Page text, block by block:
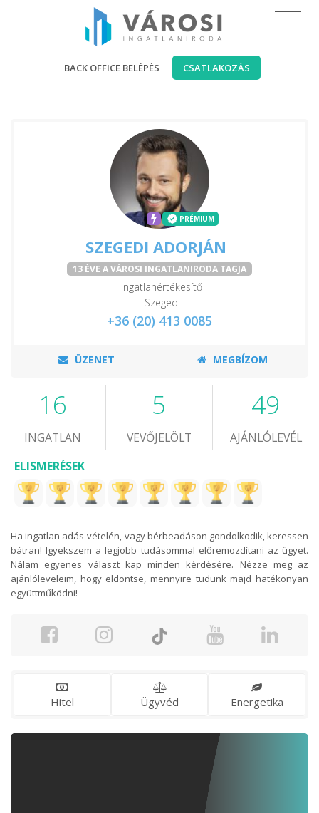
BACK OFFICE BELÉPÉS CSATLAKOZÁS
PRÉMIUM
SZEGEDI ADORJÁN
13 ÉVE A VÁROSI INGATLANIRODA TAGJA
Ingatlanértékesítő
Szeged
+36 (20) 413 0085
ÜZENET MEGBÍZOM
16
INGATLAN
5
VEVŐJELÖLT
49
AJÁNLÓLEVÉL
ELISMERÉSEK
Ha ingatlan adás-vételén, vagy bérbeadáson gondolkodik, keressen
bátran! Igyekszem a legjobb tudásommal előremozdítani az ügyet.
Nálam egyenes választ kap minden kérdésére. Nézze meg az
ajánlóleveleim, hogy eldöntse, mennyire tudunk majd hatékonyan
együttműködni!
Hitel Ügyvéd Energetika